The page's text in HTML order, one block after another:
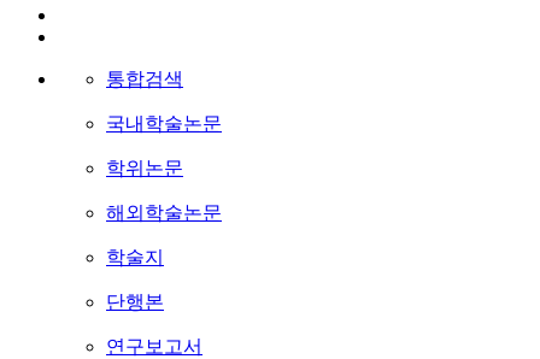
통합검색
국내학술논문
학위논문
해외학술논문
학술지
단행본
연구보고서